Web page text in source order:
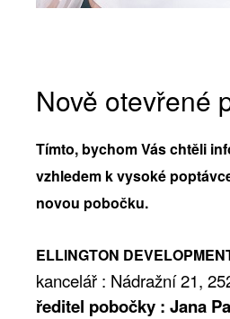
Nově otevřené
Tímto, bychom Vás chtěli
vzhledem k vysoké
novou pobočku.
ELLINGTON
kancelář : Nádražní 21,
ředitel pobočky : Jana